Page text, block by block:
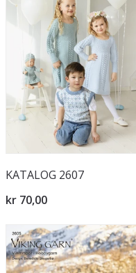
KATALOG 2607
kr 70,00